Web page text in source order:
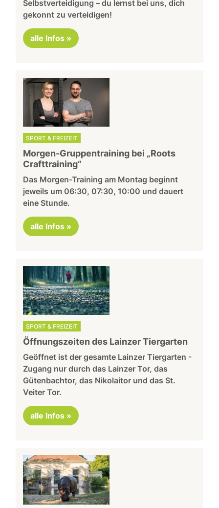
Selbstverteidigung – du lernst bei uns, dich
gekonnt zu verteidigen!
alle Infos »
SPORT & FREIZEIT
Morgen-Gruppentraining bei „Roots
Crafttraining“
Das Morgen-Training am Montag beginnt
jeweils um 06:30, 07:30, 10:00 und dauert
eine Stunde.
alle Infos »
SPORT & FREIZEIT
Öffnungszeiten des Lainzer Tiergarten
Geöffnet ist der gesamte Lainzer Tiergarten -
Zugang nur durch das Lainzer Tor, das
Gütenbachtor, das Nikolaitor und das St.
Veiter Tor.
alle Infos »